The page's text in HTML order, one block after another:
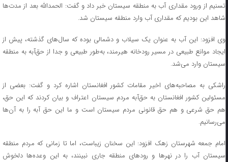
تسنیم از ورود مقداری آب به منطقه سیستان خبر داد و گفت: الحمدالله بعد از مدت‌ها
شاهد این بودیم که مقداری آب وارد منطقه سیستان شد.
وی افزود: این آب به عنوان یک سیلاب و دشمالی بوده که سال‌های گذشته، پیش از
ایجاد موانع طبیعی در مسیر رودخانه هیرمند، به‌طور طبیعی و جدا از حق‌آبه به منطقه
سیستان وارد می‌شد.
راشکی به مصاحبه‌های اخیر مقامات کشور افغانستان اشاره کرد و گفت: بعضی از
مسئولین کشور افغانستان به حق‌آبه مردم سیستان اعتراف و بیان کردند که این حق،
هم حق شرعی و هم حق قانونی مردم سیستان است و ما این حق آبه را به آن‌ها
می‌رسانیم.
امام جمعه شهرستان زهک افزود: این سخنان زیباست، اما تا زمانی که مردم منطقه
سیستان آب را در نهرها و رودهای منطقه جاری نبینند، به این وعده‌ها دلخوش